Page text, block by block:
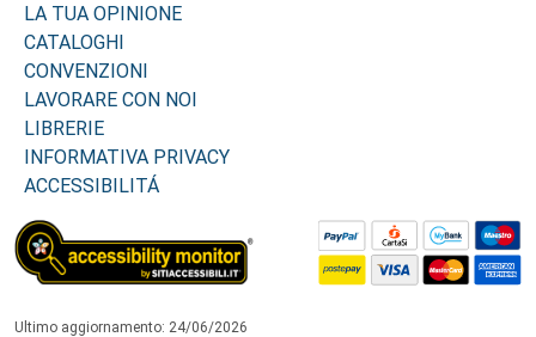
LA TUA OPINIONE
CATALOGHI
CONVENZIONI
LAVORARE CON NOI
LIBRERIE
INFORMATIVA PRIVACY
ACCESSIBILITÁ
Ultimo aggiornamento: 24/06/2026